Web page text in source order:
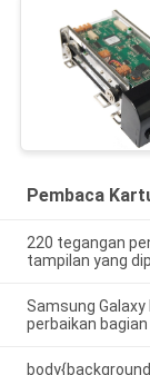
Pembaca
220 tegangan
tampilan yang
Samsung
perbaikan bagian